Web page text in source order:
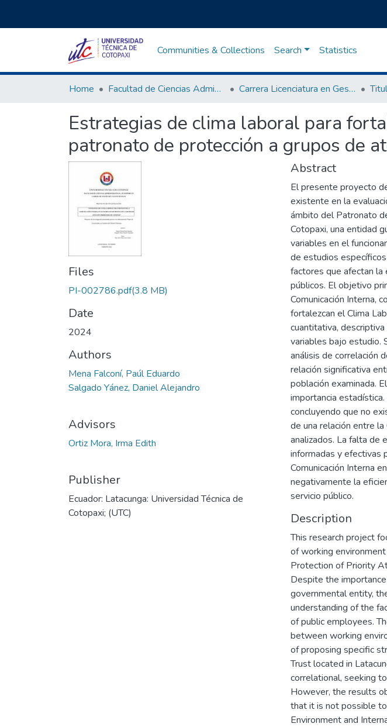
Communities & Collections Search Statistics
Home Facultad de Ciencias Administrativas y Económicas Carrera Licenciatura en Gestión del Talento Humano
Estrategias de clima laboral para
patronato de protección a grupos de
Files
PI-002786.pdf(3.8 MB)
Date
2024
Authors
Mena Falconí, Paúl Eduardo
Salgado Yánez, Daniel Alejandro
Advisors
Ortiz Mora, Irma Edith
Publisher
Ecuador: Latacunga: Universidad Técnica de
Cotopaxi; (UTC)
Abstract
El presente proyecto
existente en la
ámbito del Patronato
Cotopaxi, una entidad
variables en el
de estudios
factores que afectan la
públicos. El objetivo
Comunicación Interna,
fortalezcan el Clima
cuantitativa,
variables bajo estudio.
análisis de correlación
relación significativa
población examinada.
importancia
concluyendo que no
de una relación entre
analizados. La falta de
informadas y efectivas
Comunicación Interna
negativamente la
servicio público.
Description
This research project
of working
Protection of Priority
Despite the
governmental entity,
understanding of the
of public employees.
between working
of proposing specific
Trust located in
correlational, seeking
However, the results
that it is not possible
Environment and